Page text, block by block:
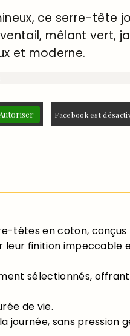
ce serre-tête
mêlant vert,
et moderne.
Autoriser Facebook est
têtes en coton,
leur finition
sélectionnés,
de vie.
sans pression